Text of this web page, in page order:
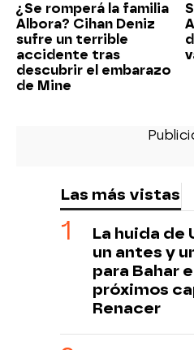
¿Se romperá la familia
Albora? Cihan Deniz
sufre un terrible
accidente tras
descubrir el embarazo
de Mine
Las más vistas
La huida de
un antes y
para Bahar
próximos
Renacer